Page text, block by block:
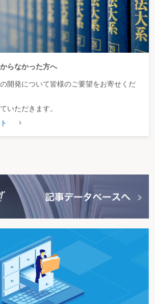
らなかった方へ
開発について皆様のご要望をお寄せくだ
いただきます。